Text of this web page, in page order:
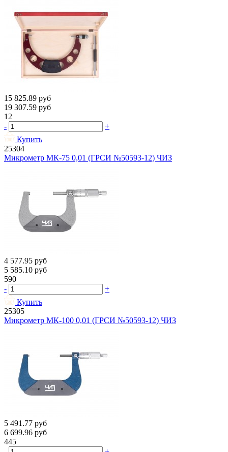
15 825.89 руб
19 307.59 руб
12
-
+
Купить
25304
Микрометр МК-75 0,01 (ГРСИ №50593-12) ЧИЗ
4 577.95 руб
5 585.10 руб
590
-
+
Купить
25305
Микрометр МК-100 0,01 (ГРСИ №50593-12) ЧИЗ
5 491.77 руб
6 699.96 руб
445